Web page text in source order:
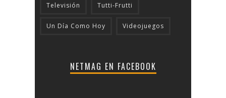
Televisión Tutti-Frutti
Un Día Como Hoy Videojuegos
NETMAG EN FACEBOOK